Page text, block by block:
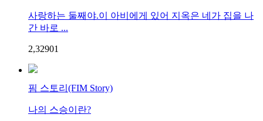
사랑하는 둘째야.이 아비에게 있어 지옥은 네가 집을 나
간 바로 ...
2,32901
핌 스토리(FIM Story)
나의 스승이란?